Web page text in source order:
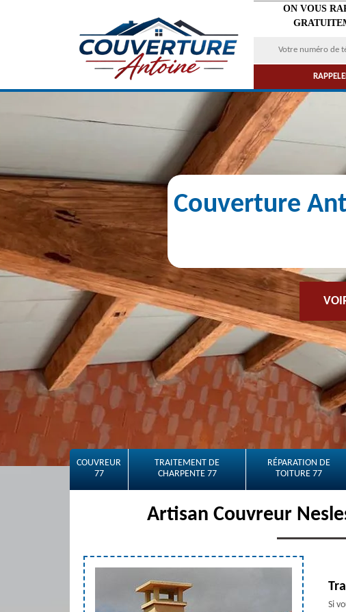
ON VOUS
Couverture
COUVREUR
77
TRAITEMENT DE
CHARPENTE 77
RÉPARATION DE
TOITURE 77
Artisan Couvreur
Si